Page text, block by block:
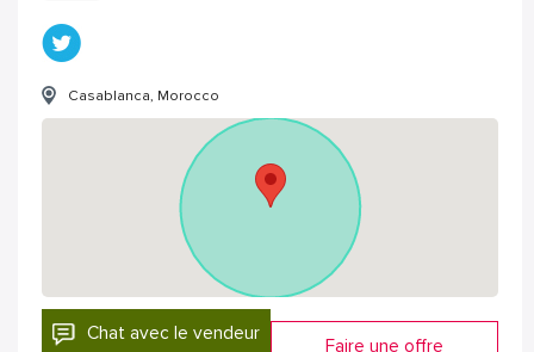
Casablanca, Morocco
Chat avec le vendeur
Faire une offre